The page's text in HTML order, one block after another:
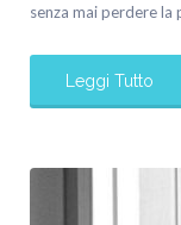
senza mai perdere
Leggi Tutto